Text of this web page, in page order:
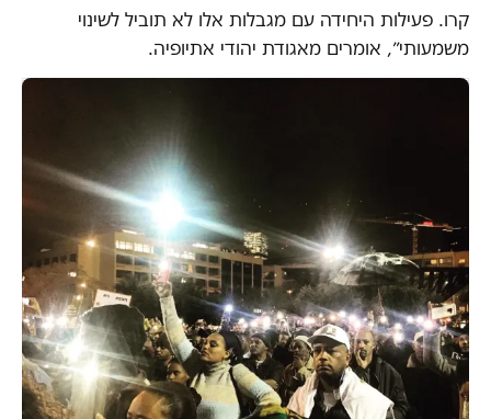
קרו. פעילות היחידה עם מגבלות אלו לא תוביל לשינוי
משמעותי״, אומרים מאגודת יהודי אתיופיה.